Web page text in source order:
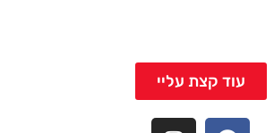
עוד קצת עליי